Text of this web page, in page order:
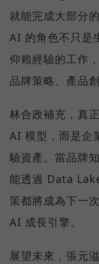
就能完成大部分
AI 的角色不只是
仰賴經驗的工作
品牌策略、產品
林合政補充，真
AI 模型，而是企
驗資產。當品牌
能透過 Data
策都將成為下一
AI 成長引擎。
展望未來，張元